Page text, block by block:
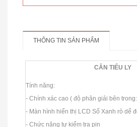
CÂN TREO ĐIỆN TỬ
THÔNG TIN SẢN PHẨM
CÂN TIỂU LY
Tính năng:
- Chính xác cao ( độ phân giải bên
- Màn hình hiển thị LCD Số Xanh rỏ dể
- Chức năng tự kiểm tra pin